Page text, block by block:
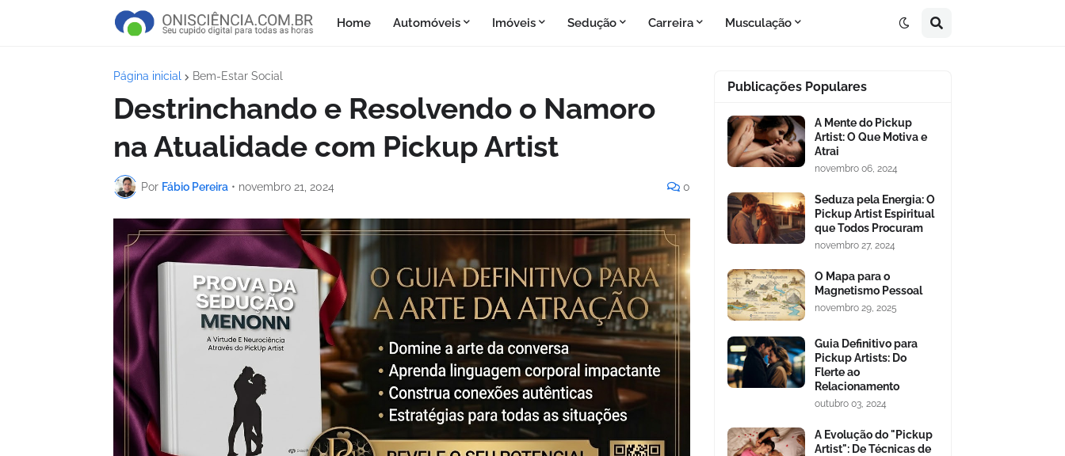
Home Automóveis Imóveis Sedução Carreira Musculação
Página inicial Bem-Estar Social
Destrinchando e Resolvendo o Namoro
na Atualidade com Pickup Artist
Por Fábio Pereira • novembro 21, 2024 0
Publicações Populares
A Mente do Pickup
Artist: O Que Motiva e
Atrai
novembro 06, 2024
Seduza pela Energia: O
Pickup Artist Espiritual
que Todos Procuram
novembro 27, 2024
O Mapa para o
Magnetismo Pessoal
novembro 29, 2025
Guia Definitivo para
Pickup Artists: Do
Flerte ao
Relacionamento
outubro 03, 2024
A Evolução do "Pickup
Artist": De Técnicas de